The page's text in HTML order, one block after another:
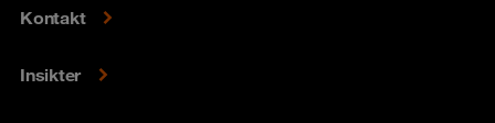
Kontakt
Insikter